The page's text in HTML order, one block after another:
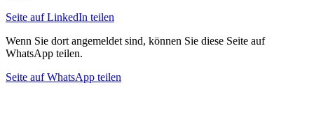
Seite auf LinkedIn teilen
Wenn Sie dort angemeldet sind, können Sie diese Seite auf
WhatsApp teilen.
Seite auf WhatsApp teilen